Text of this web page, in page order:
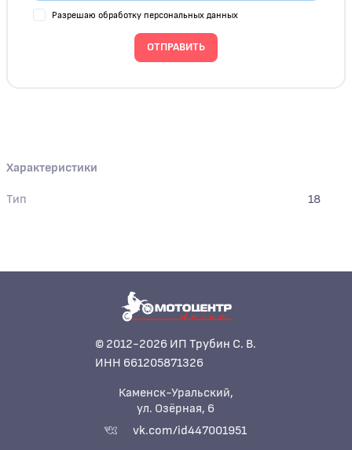
Разрешаю обработку персональных данных
ОТПРАВИТЬ
Характеристики
Тип 18
© 2012-2026 ИП Трубин С. В.
ИНН 661205871326
Каменск-Уральский,
ул. Озёрная, 6
vk.com/id447001951